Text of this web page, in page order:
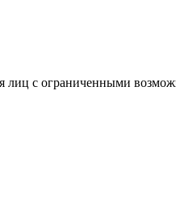
лиц с ограниченными